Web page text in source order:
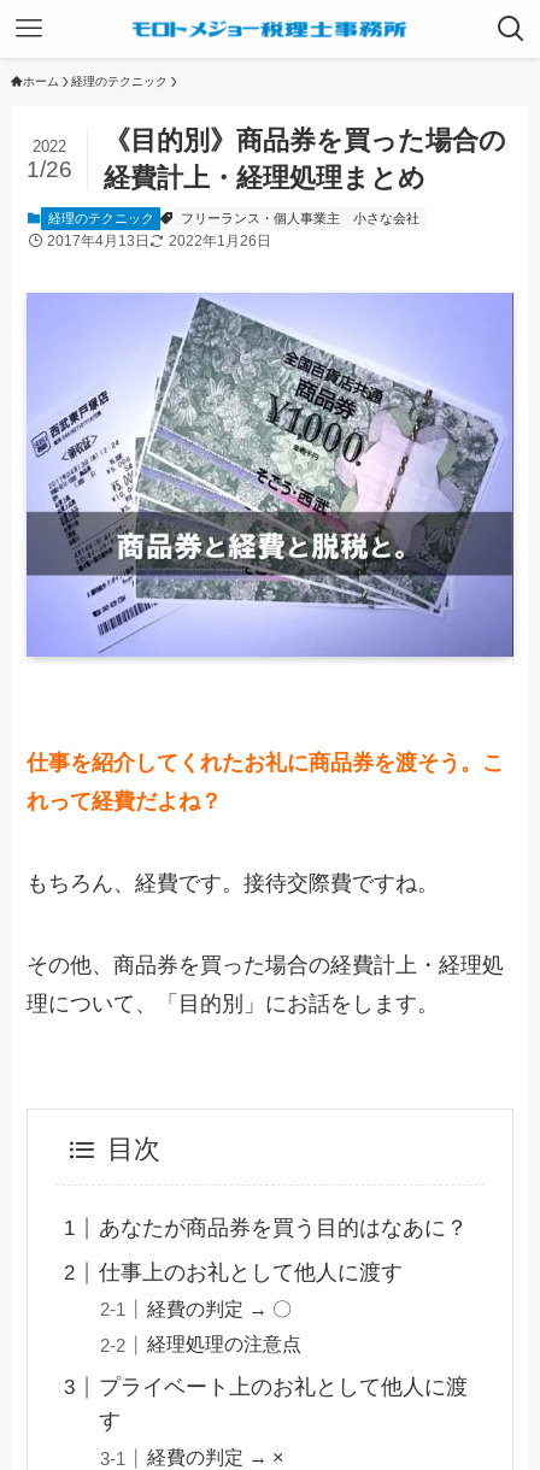
ホーム 経理のテクニック
《目的別》商品券を買った場合の
経費計上・経理処理まとめ
2022
1/26
経理のテクニック フリーランス・個人事業主 小さな会社
2017年4月13日 2022年1月26日
仕事を紹介してくれたお礼に商品券を渡そう。こ
れって経費だよね？
もちろん、経費です。接待交際費ですね。
その他、商品券を買った場合の経費計上・経理処
理について、「目的別」にお話をします。
目次
あなたが商品券を買う目的はなあに？
仕事上のお礼として他人に渡す
経費の判定 → 〇
経理処理の注意点
プライベート上のお礼として他人に渡
す
経費の判定 → ×